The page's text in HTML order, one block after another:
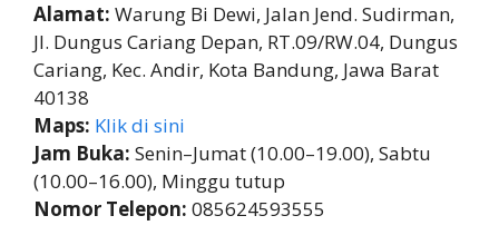
Alamat: Warung Bi Dewi, Jalan Jend. Sudirman,
Jl. Dungus Cariang Depan, RT.09/RW.04, Dungus
Cariang, Kec. Andir, Kota Bandung, Jawa Barat
40138
Maps: Klik di sini
Jam Buka: Senin–Jumat (10.00–19.00), Sabtu
(10.00–16.00), Minggu tutup
Nomor Telepon: 085624593555